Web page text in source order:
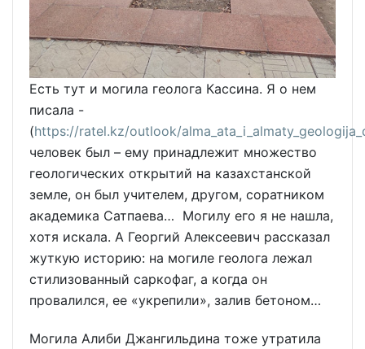
Есть тут и могила геолога Кассина. Я о нем
писала -
(https://ratel.kz/outlook/
человек был – ему принадлежит множество
геологических открытий на казахстанской
земле, он был учителем, другом, соратником
академика Сатпаева… Могилу его я не нашла,
хотя искала. А Георгий Алексеевич рассказал
жуткую историю: на могиле геолога лежал
стилизованный саркофаг, а когда он
провалился, ее «укрепили», залив бетоном…
Могила Алиби Джангильдина тоже утратила